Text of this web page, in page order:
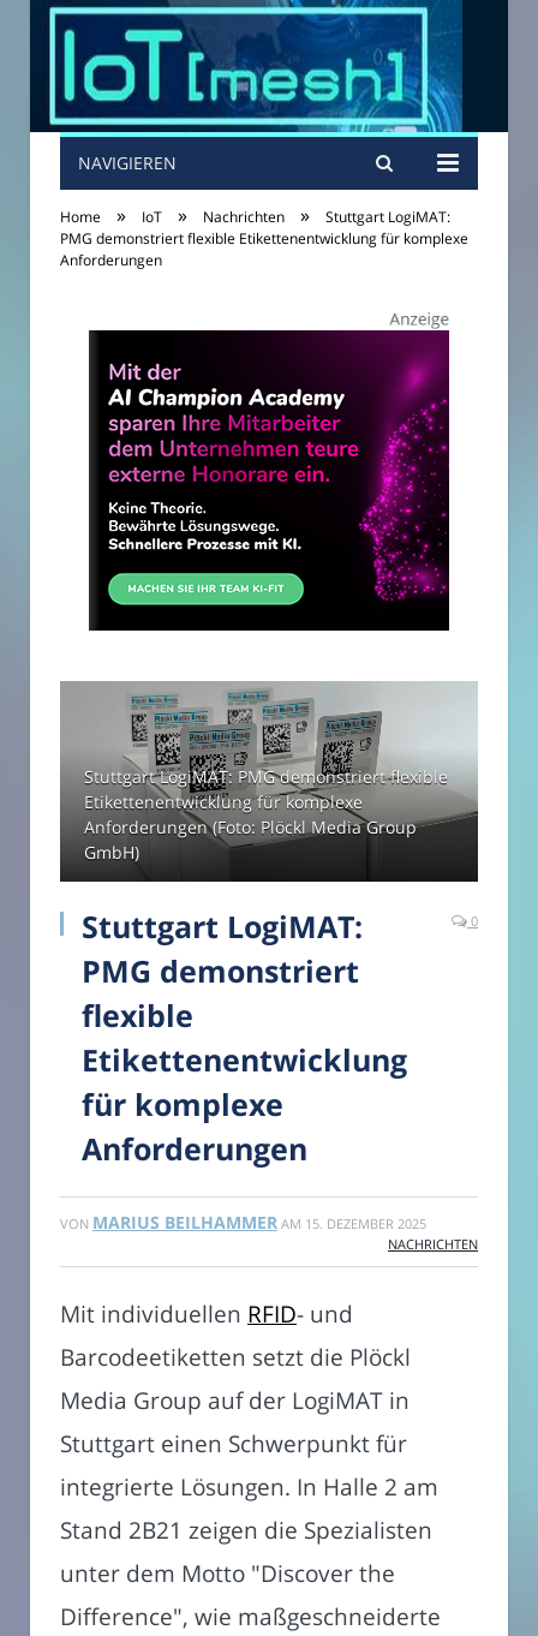
NAVIGIEREN
Home » IoT » Nachrichten »
Stuttgart LogiMAT:
PMG demonstriert flexible Etikettenentwicklung für komplexe
Anforderungen
Stuttgart LogiMAT: PMG demonstriert flexible
Etikettenentwicklung für komplexe
Anforderungen (Foto: Plöckl Media Group
GmbH)
Stuttgart LogiMAT:
PMG demonstriert
flexible
Etikettenentwicklung
für komplexe
Anforderungen
0
VON MARIUS BEILHAMMER AM 15. DEZEMBER 2025
NACHRICHTEN
Mit individuellen RFID- und
Barcodeetiketten setzt die Plöckl
Media Group auf der LogiMAT in
Stuttgart einen Schwerpunkt für
integrierte Lösungen. In Halle 2 am
Stand 2B21 zeigen die Spezialisten
unter dem Motto "Discover the
Difference", wie maßgeschneiderte